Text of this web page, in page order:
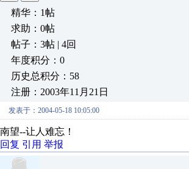
精华：1帖
求助：0帖
帖子：3帖 | 4回
年度积分：0
历史总积分：58
注册：2003年11月21日
发表于：2004-05-18 10:05:00
南望--让人难忘！
回复 引用 举报